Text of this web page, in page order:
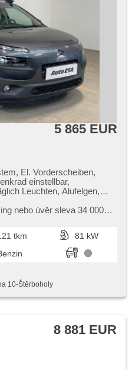
5 865 EUR
El. Vorderscheiben,
einstellbar,
Leuchten, Alufelgen,
Elektronisches
nebo úvěr sleva 34 000
tkm
81 kW
10-Štěrboholy
8 881 EUR